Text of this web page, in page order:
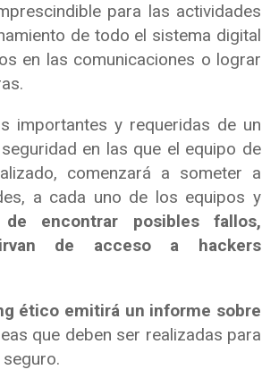
para las actividades
de todo el sistema digital
en las comunicaciones o lograr
importantes y requeridas de un
en las que el equipo de
comenzará a someter a
a cada uno de los equipos y
encontrar posibles fallos,
de acceso a hackers
ético emitirá un informe sobre
que deben ser realizadas para